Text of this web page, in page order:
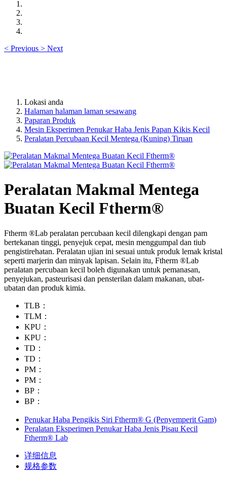
< Previous > Next
Lokasi anda
Halaman halaman laman sesawang
Paparan Produk
Mesin Eksperimen Penukar Haba Jenis Papan Kikis Kecil
Peralatan Percubaan Kecil Mentega (Kuning) Tiruan
Peralatan Makmal Mentega
Buatan Kecil Ftherm®
Ftherm ®Lab peralatan percubaan kecil dilengkapi dengan pam
bertekanan tinggi, penyejuk cepat, mesin menggumpal dan tiub
pengistirehatan. Peralatan ujian ini sesuai untuk produk lemak kristal
seperti marjerin dan minyak lapisan. Selain itu, Ftherm ®Lab
peralatan percubaan kecil boleh digunakan untuk pemanasan,
penyejukan, pasteurisasi dan pensterilan dalam makanan, ubat-
ubatan dan produk kimia.
TLB：
TLM：
KPU：
KPU：
TD：
TD：
PM：
PM：
BP：
BP：
Penukar Haba Pengikis Siri Ftherm® G (Penyemperit Gam)
Peralatan Eksperimen Penukar Haba Jenis Pisau Kecil
Ftherm® Lab
详细信息
规格参数